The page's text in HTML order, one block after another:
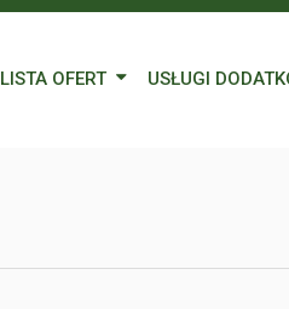
LISTA OFERT USŁUGI